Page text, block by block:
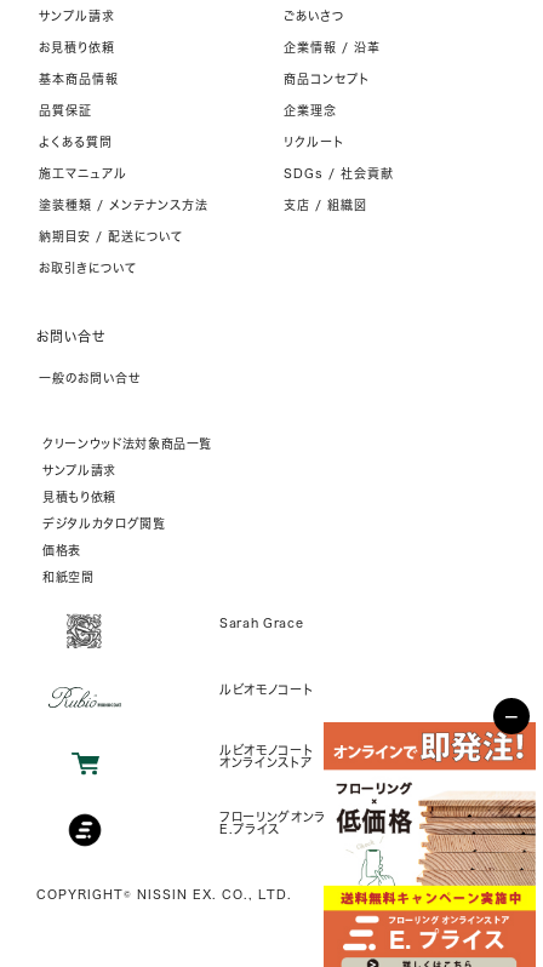
サンプル請求
お見積り依頼
基本商品情報
品質保証
よくある質問
施工マニュアル
塗装種類 / メンテナンス方法
納期目安 / 配送について
お取引きについて
ごあいさつ
企業情報 / 沿革
商品コンセプト
企業理念
リクルート
SDGs / 社会貢献
支店 / 組織図
お問い合せ
一般のお問い合せ
クリーンウッド法対象商品一覧
サンプル請求
見積もり依頼
デジタルカタログ閲覧
価格表
和紙空間
Sarah Grace
ルビオモノコート
ルビオモノコート
オンラインストア
フローリングオンラインストア
E.プライス
COPYRIGHT© NISSIN EX. CO., LTD.
−